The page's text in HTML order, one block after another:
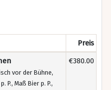
Preis
vor der Bühne,
P., Maß Bier p. P.,
€380.00